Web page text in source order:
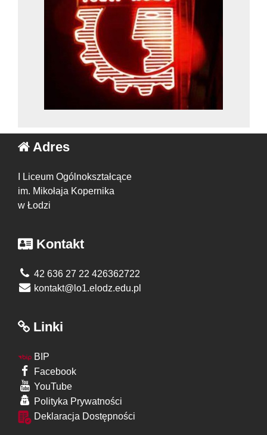
Adres
I Liceum Ogólnokształcące
im. Mikołaja Kopernika
w Łodzi
Kontakt
42 636 27 22 426362722
kontakt@lo1.elodz.edu.pl
Linki
BIP
Facebook
YouTube
Polityka Prywatności
Deklaracja Dostępności